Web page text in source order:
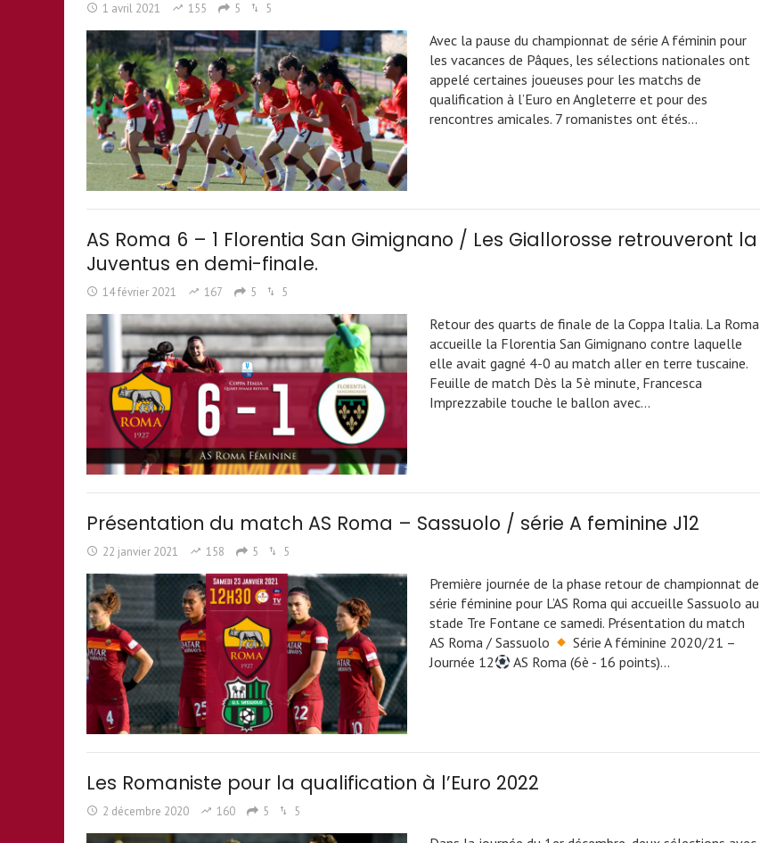
1 avril 2021 155 5 5
Avec la pause du championnat de série A féminin pour
les vacances de Pâques, les sélections nationales ont
appelé certaines joueuses pour les matchs de
qualification à l’Euro en Angleterre et pour des
rencontres amicales. 7 romanistes ont étés…
AS Roma 6 – 1 Florentia San Gimignano / Les Giallorosse retrouveront la
Juventus en demi-finale.
14 février 2021 167 5 5
Retour des quarts de finale de la Coppa Italia. La Roma
accueille la Florentia San Gimignano contre laquelle
elle avait gagné 4-0 au match aller en terre tuscaine.
Feuille de match Dès la 5è minute, Francesca
Imprezzabile touche le ballon avec…
Présentation du match AS Roma – Sassuolo / série A feminine J12
22 janvier 2021 158 5 5
Première journée de la phase retour de championnat de
série féminine pour L’AS Roma qui accueille Sassuolo au
stade Tre Fontane ce samedi. Présentation du match
AS Roma / Sassuolo
Série A féminine 2020/21 –
Journée 12
AS Roma (6è - 16 points)…
Les Romaniste pour la qualification à l’Euro 2022
2 décembre 2020 160 5 5